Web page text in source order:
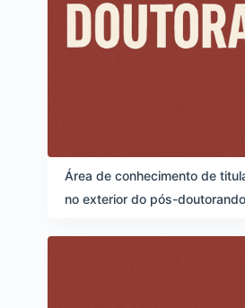
Área de conhecimento de
no exterior do pós-doutorando